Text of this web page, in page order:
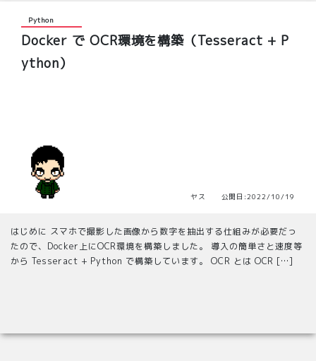
Python
Docker で OCR環境を構築（Tesseract + P
ython）
ヤス 公開日:2022/10/19
はじめに スマホで撮影した画像から数字を抽出する仕組みが必要だっ
たので、Docker上にOCR環境を構築しました。 導入の簡単さと速度等
から Tesseract + Python で構築しています。 OCR とは OCR […]